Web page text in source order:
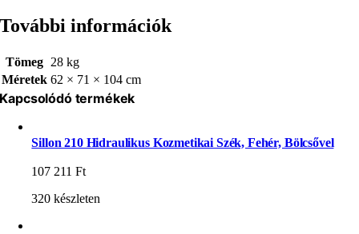
További információk
Tömeg 28 kg
Méretek 62 × 71 × 104 cm
Kapcsolódó termékek
Sillon 210 Hidraulikus Kozmetikai Szék, Fehér, Bölcsővel
107 211Ft
320 készleten